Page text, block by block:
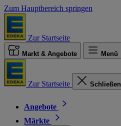
Zum Hauptbereich springen
Zur Startseite
Markt & Angebote Menü
Zur Startseite Schließen
Angebote
Märkte